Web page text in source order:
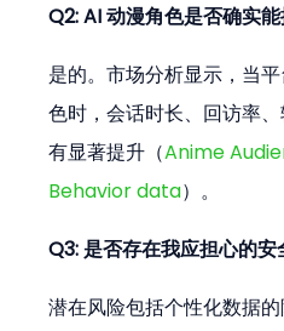
Q2: AI 动漫角色是否确实
是的。市场分析显示，当
色时，会话时长、回访率
有显著提升（Anime
Behavior data）。
Q3: 是否存在我应担心的安
潜在风险包括个性化数据